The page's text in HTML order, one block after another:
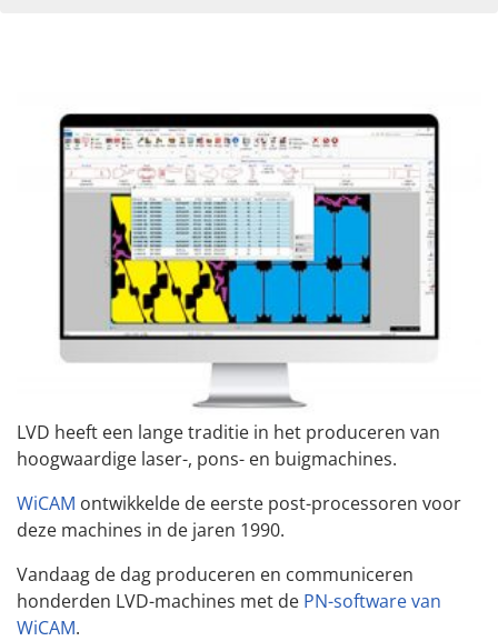
Systeemeisen
Aangestuurde
machines
LVD heeft een lange traditie in het produceren van
hoogwaardige laser-, pons- en buigmachines.
WiCAM ontwikkelde de eerste post-processoren voor
deze machines in de jaren 1990.
Vandaag de dag produceren en communiceren
honderden LVD-machines met de PN-software van
WiCAM.